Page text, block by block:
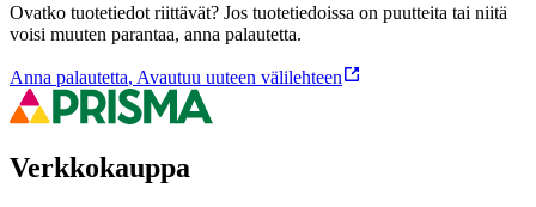
Ovatko tuotetiedot riittävät? Jos tuotetiedoissa on puutteita tai niitä
voisi muuten parantaa, anna palautetta.
Anna palautetta, Avautuu uuteen välilehteen
Verkkokauppa